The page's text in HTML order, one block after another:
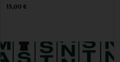
Original Price
13,00 €